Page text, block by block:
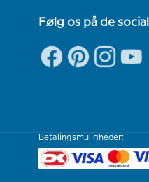
Følg os på de
Betalingsmuligheder: